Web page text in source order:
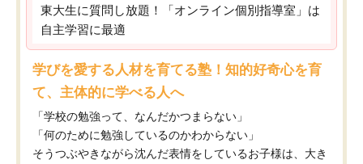
東大生に質問し放題！「オンライン個別指導室」は
自主学習に最適
学びを愛する人材を育てる塾！知的好奇心を育
て、主体的に学べる人へ
「学校の勉強って、なんだかつまらない」
「何のために勉強しているのかわからない」
そうつぶやきながら沈んだ表情をしているお子様は、大き